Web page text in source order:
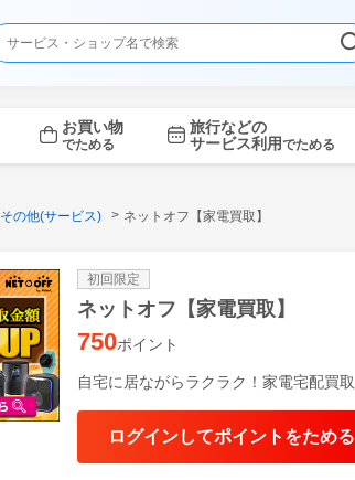
お買い物
でためる
旅行などの
サービス利用でためる
その他(サービス) ネットオフ【家電買取】
初回限定
ネットオフ【家電買取】
750ポイント
自宅に居ながらラクラク！家電宅配買取
ログインしてポイントをためる